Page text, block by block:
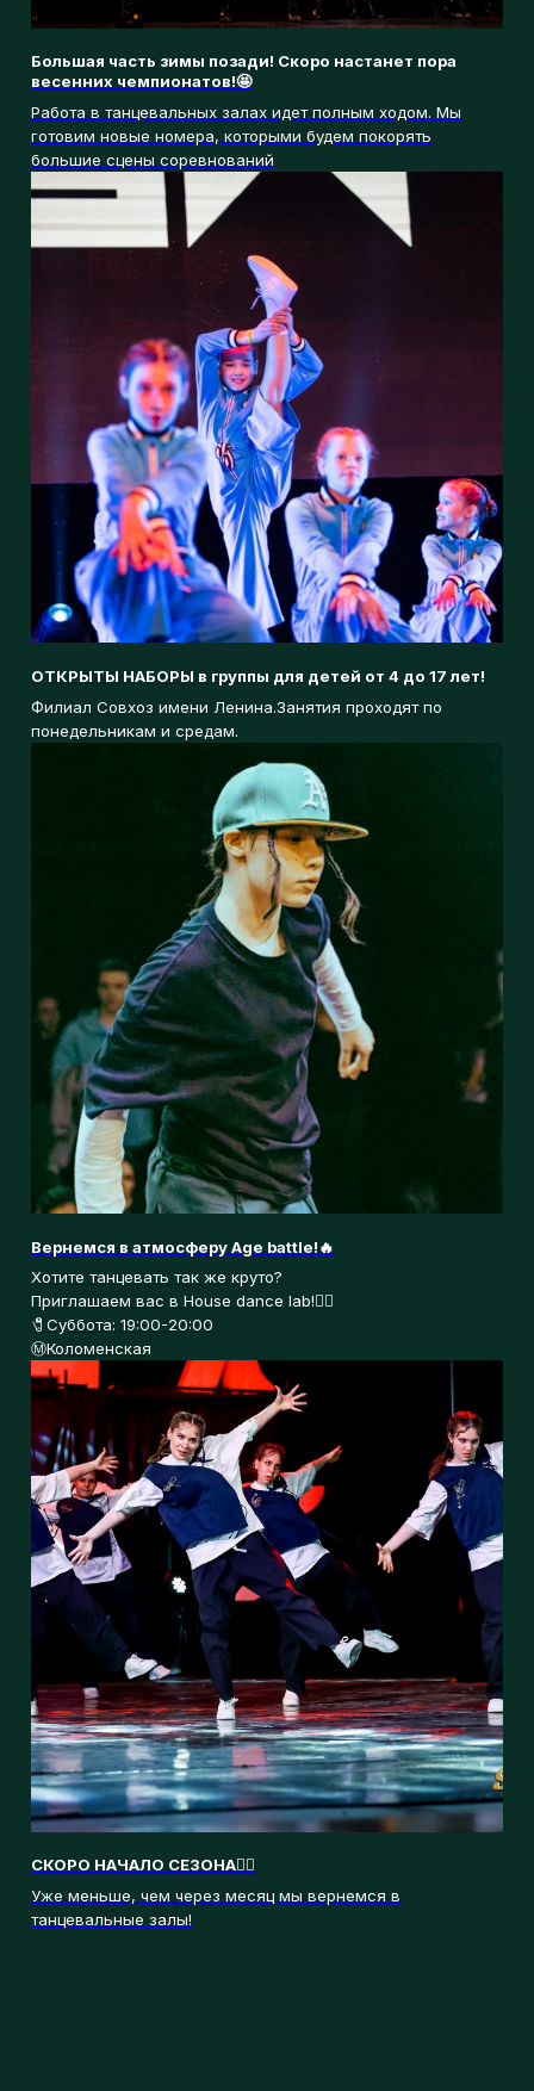
ОТКРЫТЫ НАБОРЫ в группы для детей от 4 до 17 лет!
Филиал Совхоз имени Ленина.Занятия проходят по
понедельникам и средам.
Вернемся в атмосферу Age battle!🔥
Хотите танцевать так же круто?
Приглашаем вас в House dance lab!👇🏻
🧷Суббота: 19:00-20:00
Ⓜ️Коломенская
СКОРО НАЧАЛО СЕЗОНА❤‍🔥
Уже меньше, чем через месяц мы вернемся в
танцевальные залы!